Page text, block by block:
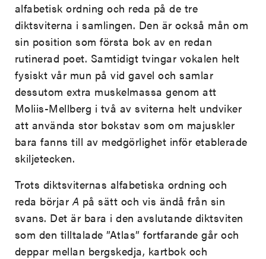
alfabetisk ordning och reda på de tre
diktsviterna i samlingen. Den är också mån om
sin position som första bok av en redan
rutinerad poet. Samtidigt tvingar vokalen helt
fysiskt vår mun på vid gavel och samlar
dessutom extra muskelmassa genom att
Moliis-Mellberg i två av sviterna helt undviker
att använda stor bokstav som om majuskler
bara fanns till av medgörlighet inför etablerade
skiljetecken.
Trots diktsviternas alfabetiska ordning och
reda börjarA på sätt och vis ändå från sin
svans. Det är bara i den avslutande diktsviten
som den tilltalade ”Atlas” fortfarande går och
deppar mellan bergskedja, kartbok och